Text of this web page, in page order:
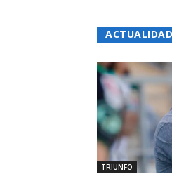
ACTUALIDAD
TRIUNFO